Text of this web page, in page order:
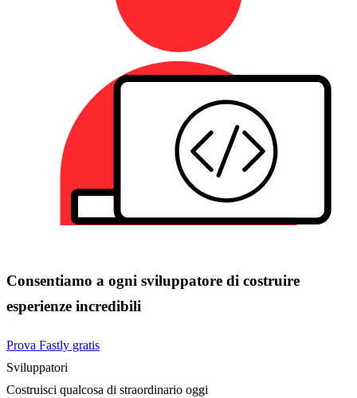
Consentiamo a ogni sviluppatore di costruire
esperienze incredibili
Prova Fastly gratis
Sviluppatori
Costruisci qualcosa di straordinario oggi